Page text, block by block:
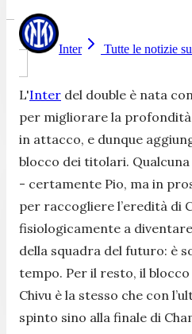
Inter Tutte le notizie
L'Inter del double è nata
per migliorare la
in attacco, e dunque
blocco dei titolari.
- certamente Pio, ma in
per raccogliere l’eredità di
fisiologicamente a
della squadra del futuro: è
tempo. Per il resto, il blocco
Chivu è la stesso che con
spinto sino alla finale di